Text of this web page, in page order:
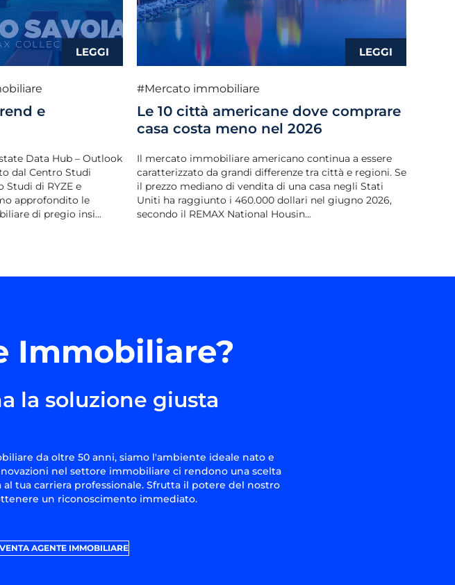
e
Data Hub – Outlook
dal Centro Studi
Studi di RYZE e
approfondito le
di pregio insi...
#Mercato immobiliare
Le 10 città americane dove comprare
casa costa meno nel 2026
Il mercato immobiliare americano continua a essere
caratterizzato da grandi differenze tra città e regioni. Se
il prezzo mediano di vendita di una casa negli Stati
Uniti ha raggiunto i 460.000 dollari nel giugno 2026,
secondo il REMAX National Housin...
Immobiliare?
la soluzione giusta
da oltre 50 anni, siamo l'ambiente ideale nato e
nel settore immobiliare ci rendono una scelta
tua carriera professionale. Sfrutta il potere del nostro
un riconoscimento immediato.
AGENTE IMMOBILIARE